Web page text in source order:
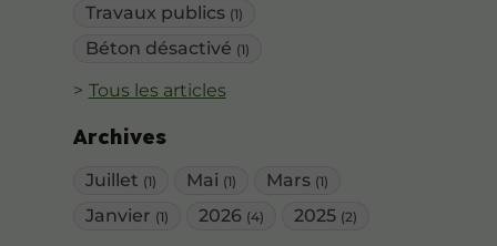
Travaux publics (1)
Béton désactivé (1)
Tous les articles
Archives
Juillet (1) Mai (1) Mars (1)
Janvier (1) 2026 (4) 2025 (2)